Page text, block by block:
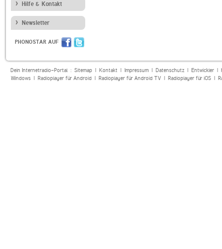
Hilfe & Kontakt
Newsletter
PHONOSTAR AUF
Dein Internetradio-Portal : Sitemap| Kontakt| Impressum| Datenschutz| Entwickler|
Windows| Radioplayer für Android| Radioplayer für Android TV| Radioplayer für iOS|